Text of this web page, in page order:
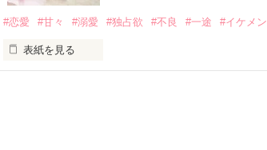
基本女子に冷たいのに澪にはわんこ男子になる
篠宮光-ShinomiyaHikaru
✨.ﾟ･*..☆.｡.:*✨.☆.｡.:. *:ﾟ✨.ﾟ･*..☆.｡.:*✨
#恋愛 #甘々 #溺愛 #独占欲 #不良 #一途 #イケメン
表紙を見る